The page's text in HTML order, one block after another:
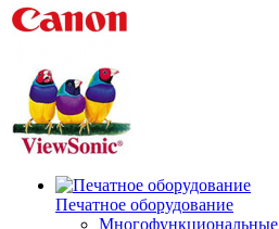
Печатное оборудование
Многофункциональные